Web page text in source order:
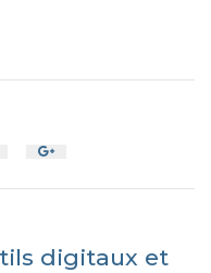
digitaux et